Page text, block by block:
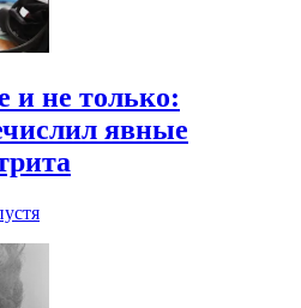
и не только:
явные